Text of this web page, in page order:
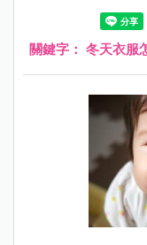
兒，天空雲層開始
樣媽媽幫孩子穿脫
關鍵字： 冬天衣服